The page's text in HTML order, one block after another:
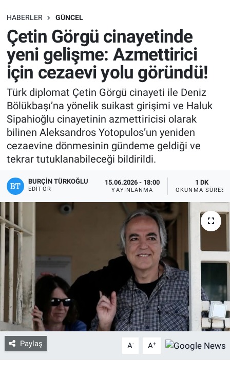
HABERLER GÜNCEL
Çetin Görgü cinayetinde
yeni gelişme: Azmettirici
için cezaevi yolu göründü!
Türk diplomat Çetin Görgü cinayeti ile Deniz
Bölükbaşı’na yönelik suikast girişimi ve Haluk
Sipahioğlu cinayetinin azmettiricisi olarak
bilinen Aleksandros Yotopulos’un yeniden
cezaevine dönmesinin gündeme geldiği ve
tekrar tutuklanabileceği bildirildi.
BURÇIN TÜRKOĞLU
EDITÖR
15.06.2026 - 18:00
YAYINLANMA
1 DK
OKUNMA SÜRESI
Paylaş A- A+
SAĞLIK
EKONOMİ
EĞİTİM
ÖZEL HABER
Keşfet
ASTROLOJİ
MANŞET
RESMİ İLANLAR
İletişim/Künye
Yaşam
Gözden Kaçmasın